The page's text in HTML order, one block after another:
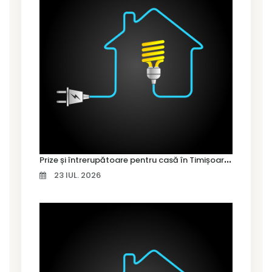
P
rize și întrerupătoare pentru casă în Timișoara – cum alegi variantele potrivite
23 IUL. 2026